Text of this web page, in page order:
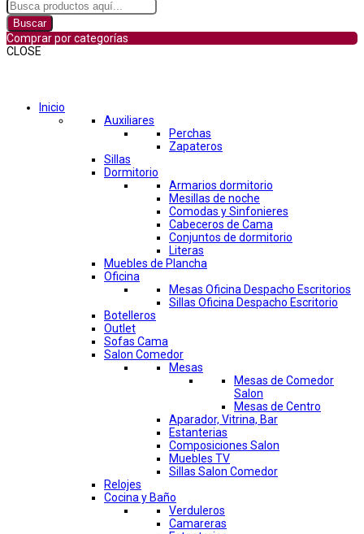
Buscar
Comprar por categorías
CLOSE
Inicio
Auxiliares
Perchas
Zapateros
Sillas
Dormitorio
Armarios dormitorio
Mesillas de noche
Comodas y Sinfonieres
Cabeceros de Cama
Conjuntos de dormitorio
Literas
Muebles de Plancha
Oficina
Mesas Oficina Despacho Escritorios
Sillas Oficina Despacho Escritorio
Botelleros
Outlet
Sofas Cama
Salon Comedor
Mesas
Mesas de Comedor
Salon
Mesas de Centro
Aparador, Vitrina, Bar
Estanterias
Composiciones Salon
Muebles TV
Sillas Salon Comedor
Relojes
Cocina y Baño
Verduleros
Camareras